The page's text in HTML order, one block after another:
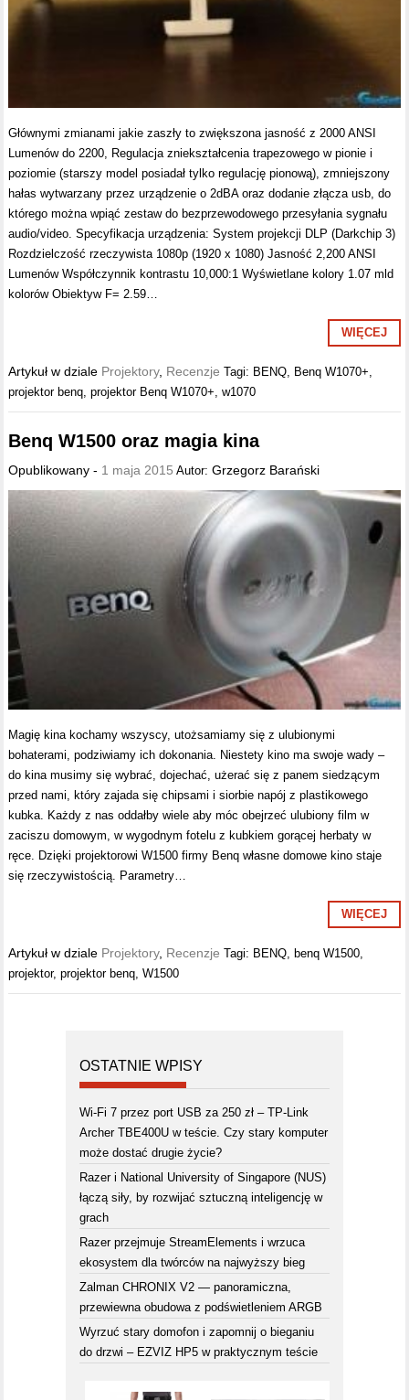
Głównymi zmianami jakie zaszły to zwiększona jasność z 2000 ANSI
Lumenów do 2200, Regulacja zniekształcenia trapezowego w pionie i
poziomie (starszy model posiadał tylko regulację pionową), zmniejszony
hałas wytwarzany przez urządzenie o 2dBA oraz dodanie złącza usb, do
którego można wpiąć zestaw do bezprzewodowego przesyłania sygnału
audio/video. Specyfikacja urządzenia: System projekcji DLP (Darkchip 3)
Rozdzielczość rzeczywista 1080p (1920 x 1080) Jasność 2,200 ANSI
Lumenów Współczynnik kontrastu 10,000:1 Wyświetlane kolory 1.07 mld
kolorów Obiektyw F= 2.59…
WIĘCEJ
Artykuł w dziale Projektory, Recenzje Tagi: BENQ, Benq W1070+,
projektor benq,projektor Benq W1070+,w1070
Benq W1500 oraz magia kina
Opublikowany - 1 maja 2015 Autor:Grzegorz Barański
Magię kina kochamy wszyscy, utożsamiamy się z ulubionymi
bohaterami, podziwiamy ich dokonania. Niestety kino ma swoje wady –
do kina musimy się wybrać, dojechać, użerać się z panem siedzącym
przed nami, który zajada się chipsami i siorbie napój z plastikowego
kubka. Każdy z nas oddałby wiele aby móc obejrzeć ulubiony film w
zaciszu domowym, w wygodnym fotelu z kubkiem gorącej herbaty w
ręce. Dzięki projektorowi W1500 firmy Benq własne domowe kino staje
się rzeczywistością. Parametry…
WIĘCEJ
Artykuł w dziale Projektory, Recenzje Tagi: BENQ, benq W1500,
projektor,projektor benq,W1500
OSTATNIE WPISY
Wi-Fi 7 przez port USB za 250 zł – TP-Link
Archer TBE400U w teście. Czy stary komputer
może dostać drugie życie?
Razer i National University of Singapore (NUS)
łączą siły, by rozwijać sztuczną inteligencję w
grach
Razer przejmuje StreamElements i wrzuca
ekosystem dla twórców na najwyższy bieg
Zalman CHRONIX V2 — panoramiczna,
przewiewna obudowa z podświetleniem ARGB
Wyrzuć stary domofon i zapomnij o bieganiu
do drzwi – EZVIZ HP5 w praktycznym teście